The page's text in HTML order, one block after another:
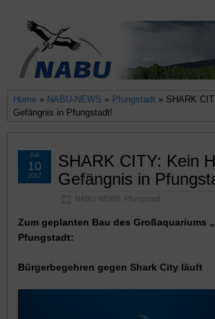
Home » NABU-NEWS » Pfungstadt » SHARK
Gefängnis in Pfungstadt!
SHARK CITY: Kein
Gefängnis in
NABU-NEWS Pfungstadt
Juli
10
2017
Zum geplanten Bau des Großaquariums
Pfungstadt:
Bürgerbegehren gegen Shark City läuft